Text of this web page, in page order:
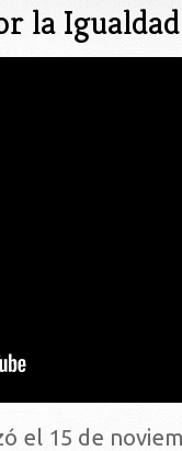
la Igualdad
el 15 de